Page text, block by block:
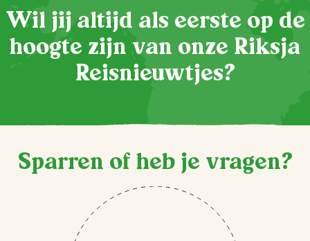
Wil jij altijd als eerste op de
hoogte zijn van onze Riksja
Reisnieuwtjes?
Sparren of heb je vragen?